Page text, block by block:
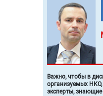
Важно, чтобы в
организуемых
эксперты,